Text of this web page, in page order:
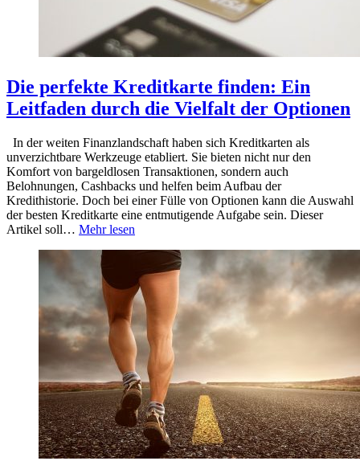
Die perfekte Kreditkarte finden: Ein
Leitfaden durch die Vielfalt der Optionen
In der weiten Finanzlandschaft haben sich Kreditkarten als
unverzichtbare Werkzeuge etabliert. Sie bieten nicht nur den
Komfort von bargeldlosen Transaktionen, sondern auch
Belohnungen, Cashbacks und helfen beim Aufbau der
Kredithistorie. Doch bei einer Fülle von Optionen kann die Auswahl
der besten Kreditkarte eine entmutigende Aufgabe sein. Dieser
Artikel soll… Mehr lesen